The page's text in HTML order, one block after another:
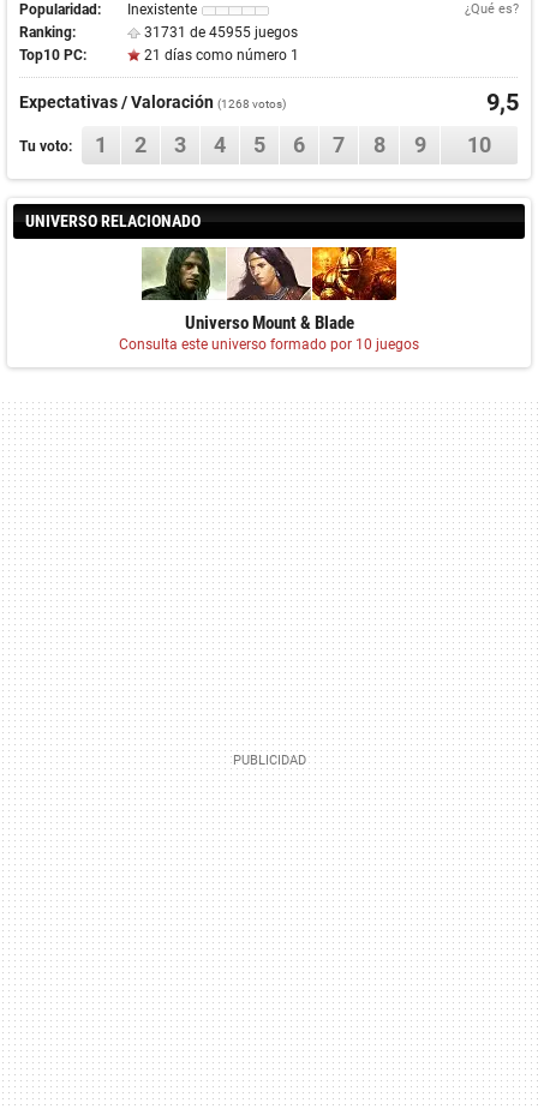
Popularidad: Inexistente ¿Qué es?
Ranking:
31731 de 45955 juegos
Top10 PC:
21 días como número 1
Expectativas / Valoración (1268 votos) 9,5
Tu voto: 1 2 3 4 5 6 7 8 9 10
UNIVERSO RELACIONADO
Universo Mount & Blade
Consulta este universo formado por 10 juegos